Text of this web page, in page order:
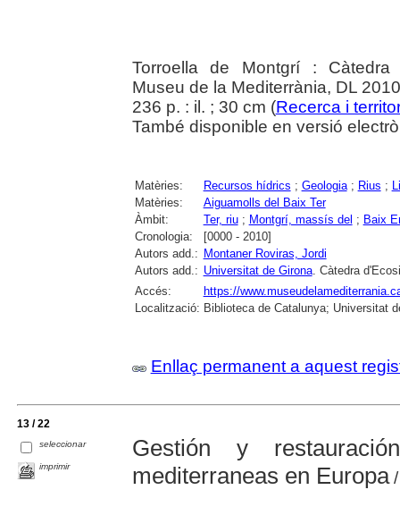
Torroella de Montgrí : Càtedra
Museu de la Mediterrània, DL 2010
236 p. : il. ; 30 cm (Recerca i
També disponible en versió
Matèries: Recursos hídrics ; Geologia; Rius ;
Matèries:
Aiguamolls del Baix Ter
Àmbit:
Ter, riu; Montgrí, massís del ; Baix
Cronologia:
[0000 - 2010]
Autors add.: Montaner Roviras, Jordi
Autors add.: Universitat de Girona. Càtedra
Accés:
https://
Localització: Biblioteca de Catalunya; Universitat
Enllaç permanent a aquest
13 / 22
seleccionar
imprimir
Gestión y
mediterraneas en Europa/